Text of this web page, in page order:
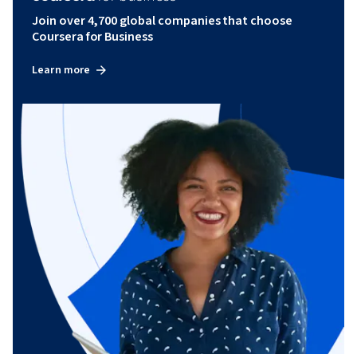
Join over 4,700 global companies that choose
Coursera for Business
Learn more